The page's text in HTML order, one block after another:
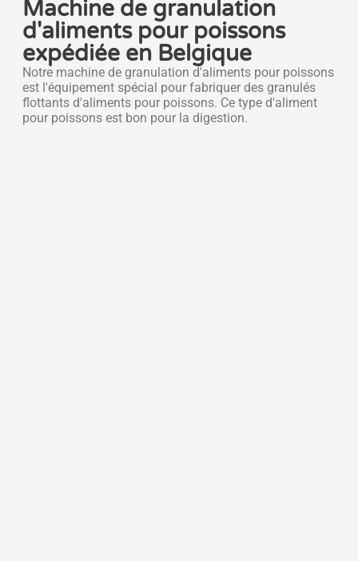
Machine de granulation
d'aliments pour poissons
expédiée en Belgique
Notre machine de granulation d'aliments pour poissons
est l'équipement spécial pour fabriquer des granulés
flottants d'aliments pour poissons. Ce type d'aliment
pour poissons est bon pour la digestion.